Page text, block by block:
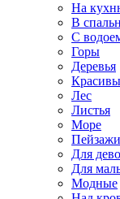
На
В
С
Горы
Деревья
Лес
Листья
Море
Пейзажи
Для
Для
Модные